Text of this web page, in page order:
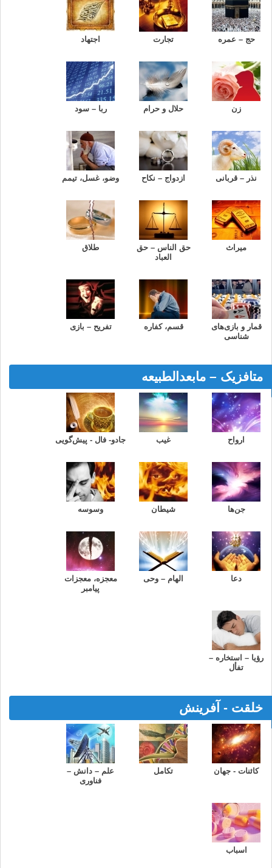
حج – عمره تجارت اجتهاد
زن حلال و حرام ربا – سود
نذر – قربانی ازدواج – نکاح وضو، غسل، تیمم
میراث
حق الناس – حق
العباد
طلاق
قمار و بازی‌های
شناسی
قسم، کفاره تفریح – بازی
متافزیک – مابعدالطبیعه
ارواح غیب جادو- فال - پیش‌گویی
جن‌ها شیطان وسوسه
دعا الهام – وحی
معجزه، معجزات
پیامبر
رؤیا – استخاره –
تفأل
خلقت - آفرینش
کائنات - جهان تکامل
علم – دانش –
فناوری
اسباب